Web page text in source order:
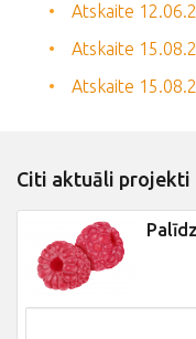
Atskaite
Atskaite
Atskaite
Citi aktuāli projekti